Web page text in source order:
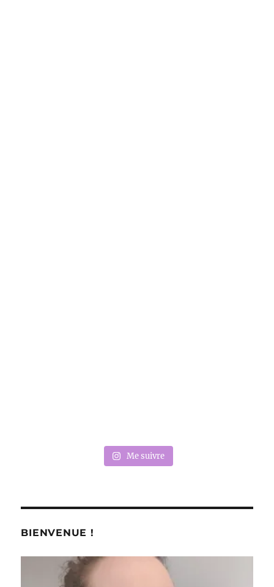
Me suivre
BIENVENUE !